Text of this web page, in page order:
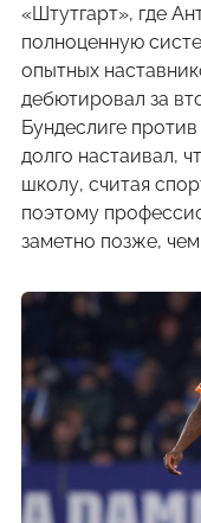
«Штутгарт», где
полноценную
опытных
дебютировал за
Бундеслиге
долго настаивал,
школу, считая
поэтому
заметно позже,